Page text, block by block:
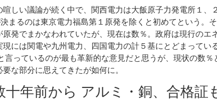
しい議論が続く中で、関西電力は大飯原子力発電所１
まるのは東京電力福島第１原発を除くと初めてという。
発でまかなわれていたが、現在は数％。政府は現行の
には関電や九州電力、四国電力の計５基にとどまって
っているのが最も革新的な意見だと思うが、現状の数
な部分に思えてきたが如何に。
十年前から アルミ・銅、合格証